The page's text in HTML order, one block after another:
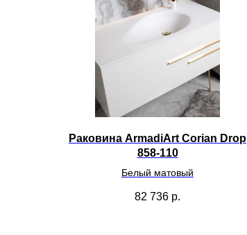
Раковина ArmadiArt Corian Drop
858-110
Белый матовый
82 736 р.